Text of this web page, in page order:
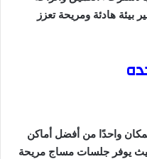
بيئة هادئة ومريحة تعزز
واحدًا من أفضل أماكن
يوفر جلسات مساج مريحة